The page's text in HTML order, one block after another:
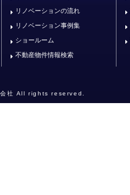
リノベーションの流れ
リノベーション事例集
ショールーム
不動産物件情報検索
会社 All rights reserved.